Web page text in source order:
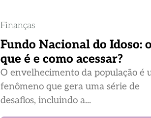
Finanças
Fundo Nacional do Idoso: o
que é e como acessar?
O envelhecimento da população é
fenômeno que gera uma série de
desafios, incluindo a...